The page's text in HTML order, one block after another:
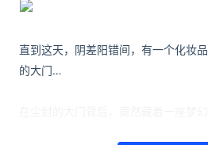
直到这天，阴差阳错间，有一个化妆
的大门…